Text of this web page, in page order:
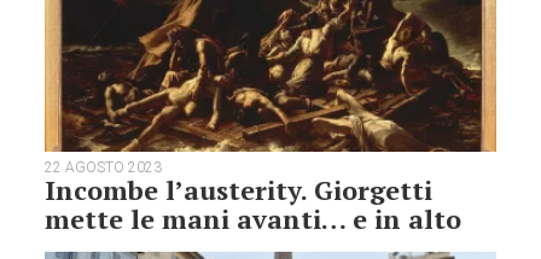
22 AGOSTO 2023
Incombe l’austerity. Giorgetti
mette le mani avanti… e in alto